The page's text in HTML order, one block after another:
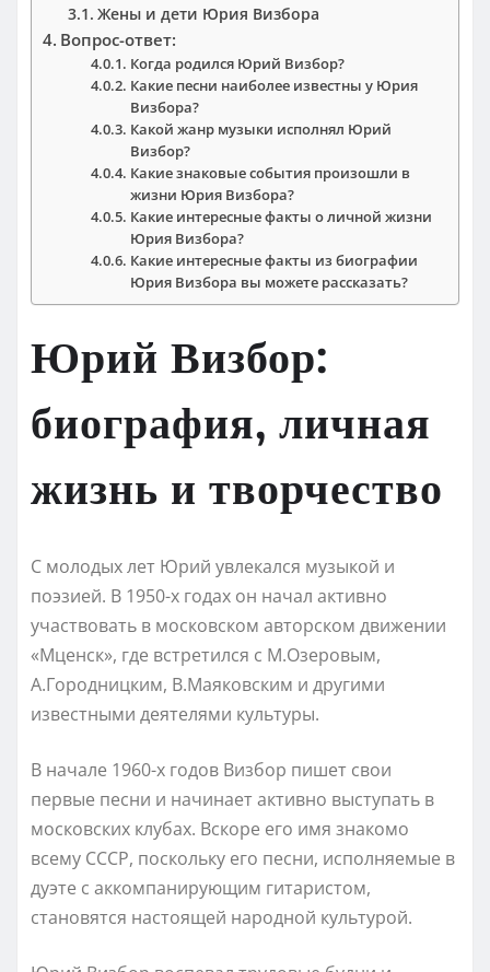
Жены и дети Юрия Визбора
Вопрос-ответ:
Когда родился Юрий Визбор?
Какие песни наиболее известны у Юрия
Визбора?
Какой жанр музыки исполнял Юрий
Визбор?
Какие знаковые события произошли в
жизни Юрия Визбора?
Какие интересные факты о личной жизни
Юрия Визбора?
Какие интересные факты из биографии
Юрия Визбора вы можете рассказать?
Юрий Визбор:
биография, личная
жизнь и творчество
С молодых лет Юрий увлекался музыкой и
поэзией. В 1950-х годах он начал активно
участвовать в московском авторском движении
«Мценск», где встретился с М.Озеровым,
А.Городницким, В.Маяковским и другими
известными деятелями культуры.
В начале 1960-х годов Визбор пишет свои
первые песни и начинает активно выступать в
московских клубах. Вскоре его имя знакомо
всему СССР, поскольку его песни, исполняемые в
дуэте с аккомпанирующим гитаристом,
становятся настоящей народной культурой.